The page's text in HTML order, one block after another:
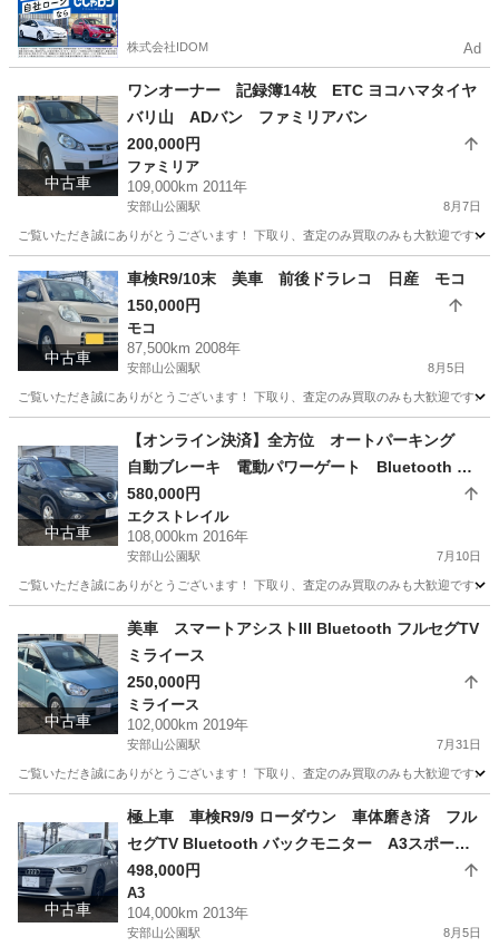
株式会社IDOM Ad
中古車
ワンオーナー 記録簿14枚 ETC ヨコハマタイヤ
バリ山 ADバン ファミリアバン
200,000円
ファミリア
109,000km 2011年
安部山公園駅 8月7日
ご覧いただき誠にありがとうございます！ 下取り、査定のみ買取のみも大歓迎です
福岡 北九州市 安部山公園駅 ファミリア ファミリアバン
中古車
車検R9/10末 美車 前後ドラレコ 日産 モコ
150,000円
モコ
87,500km 2008年
安部山公園駅 8月5日
ご覧いただき誠にありがとうございます！ 下取り、査定のみ買取のみも大歓迎で
安部山公園駅 モコ
中古車
【オンライン決済】全方位 オートパーキング
自動ブレーキ 電動パワーゲート Bluetooth エ
クストレイル
580,000円
エクストレイル
108,000km 2016年
安部山公園駅 7月10日
ご覧いただき誠にありがとうございます！ 下取り、査定のみ買取のみも大歓迎で
安部山公園駅 エクストレイル
中古車
美車 スマートアシストIII Bluetooth フルセグTV
ミライース
250,000円
ミライース
102,000km 2019年
安部山公園駅 7月31日
ご覧いただき誠にありがとうございます！ 下取り、査定のみ買取のみも大歓迎です
安部山公園駅 ミライース
中古車
極上車 車検R9/9 ローダウン 車体磨き済 フル
セグTV Bluetooth バックモニター A3スポーツ
バック アウディ
498,000円
A3
104,000km 2013年
安部山公園駅 8月5日